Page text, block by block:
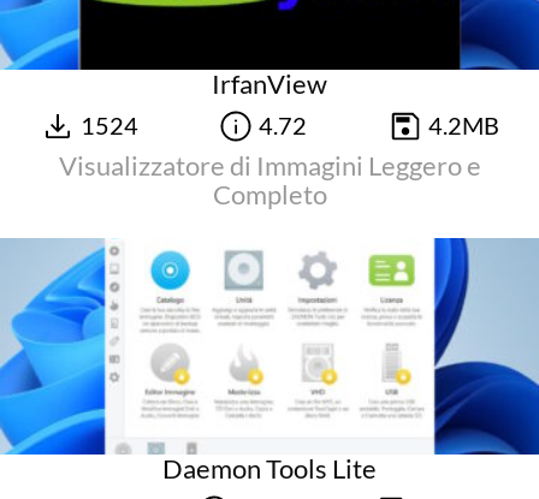
IrfanView
1524 4.72 4.2MB
Visualizzatore di Immagini Leggero e
Completo
Daemon Tools Lite